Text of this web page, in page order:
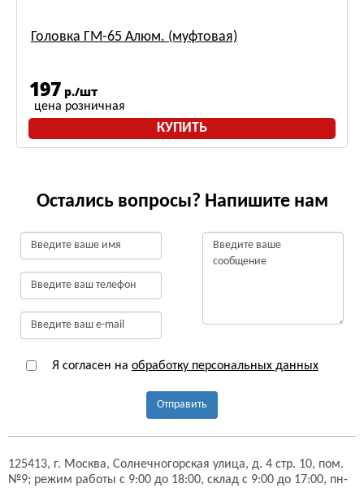
Головка ГМ-65 Алюм. (муфтовая)
197 р./шт
цена розничная
КУПИТЬ
Остались вопросы? Напишите нам
Я согласен на обработку персональных данных
Отправить
125413, г. Москва, Солнечногорская улица, д. 4 стр. 10, пом.
№9; режим работы с 9:00 до 18:00, склад с 9:00 до 17:00, пн-